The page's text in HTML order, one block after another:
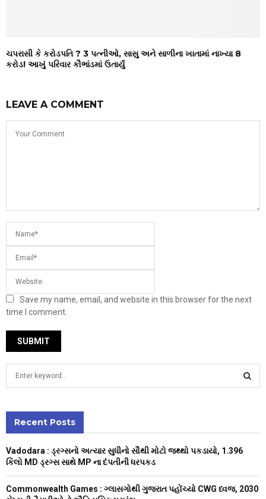
ચપરાસી કે કરોડપતિ ? 3 પત્નીઓ, સાસુ અને સાળીના ખાતામાં નાખ્યા 8
કરોડ! આખું પરિવાર કૌભાંડમાં ઉતાર્યું
LEAVE A COMMENT
Save my name, email, and website in this browser for the next
time I comment.
h
o
C
Recent Posts
Vadodara : ડ્રગ્સનો અત્યાર સુધીનો સૌથી મોટો જથ્થો પકડાયો, 1.396
કિલો MD ડ્રગ્સ સાથે MP ના દંપતીની ધરપકડ
Commonwealth Games : ગ્લાસગોથી ગુજરાત પહોંચ્યો CWG ધ્વજ, 2030